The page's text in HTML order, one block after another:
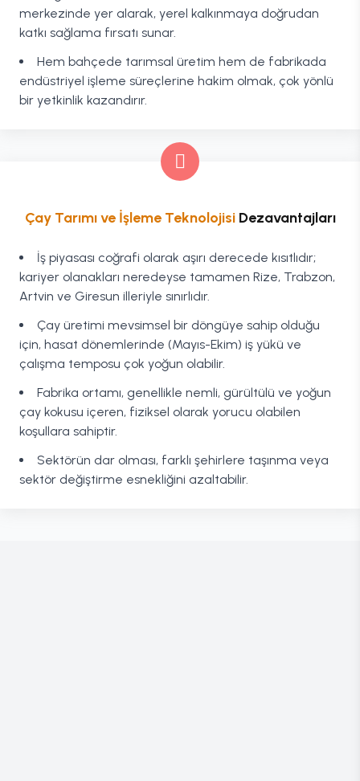
merkezinde yer alarak, yerel kalkınmaya doğrudan
katkı sağlama fırsatı sunar.
Hem bahçede tarımsal üretim hem de fabrikada
endüstriyel işleme süreçlerine hakim olmak, çok yönlü
bir yetkinlik kazandırır.
Çay Tarımı ve İşleme TeknolojisiDezavantajları
İş piyasası coğrafi olarak aşırı derecede kısıtlıdır;
kariyer olanakları neredeyse tamamen Rize, Trabzon,
Artvin ve Giresun illeriyle sınırlıdır.
Çay üretimi mevsimsel bir döngüye sahip olduğu
için, hasat dönemlerinde (Mayıs-Ekim) iş yükü ve
çalışma temposu çok yoğun olabilir.
Fabrika ortamı, genellikle nemli, gürültülü ve yoğun
çay kokusu içeren, fiziksel olarak yorucu olabilen
koşullara sahiptir.
Sektörün dar olması, farklı şehirlere taşınma veya
sektör değiştirme esnekliğini azaltabilir.